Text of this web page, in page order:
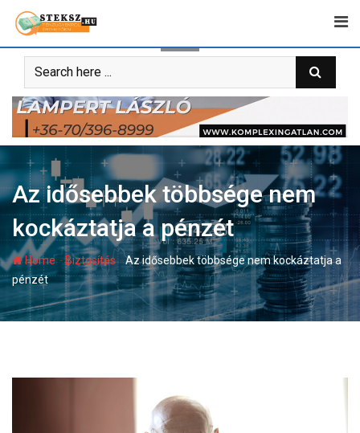
content
Az idősebbek többsége nem
kockáztatja a pénzét
Home-Biztosítás-Az idősebbek többsége nem kockáztatja a
pénzét